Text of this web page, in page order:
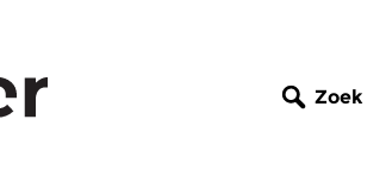
Zoek